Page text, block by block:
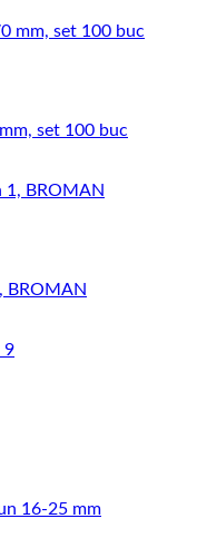
set 100 buc
BROMAN